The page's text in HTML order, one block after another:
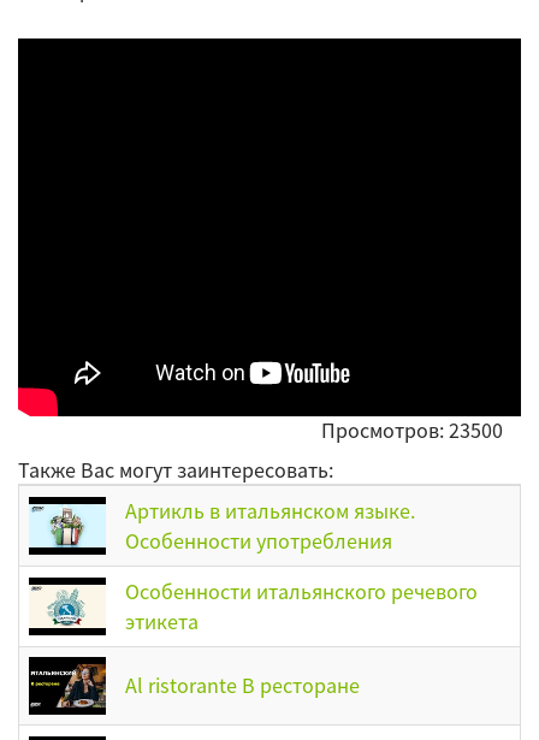
Просмотров: 23500
Также Вас могут заинтересовать:
Артикль в итальянском языке.
Особенности употребления
Особенности итальянского речевого
этикета
Al ristorante В ресторане